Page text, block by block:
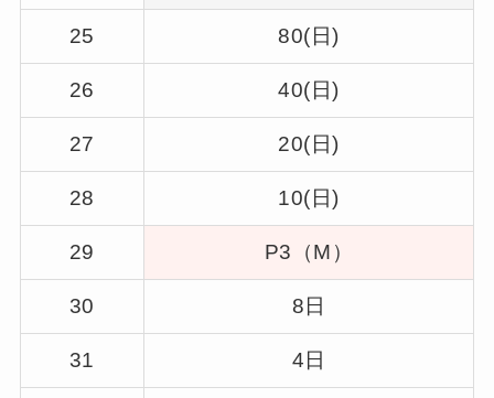
25 80(日)
26 40(日)
27 20(日)
28 10(日)
29 P3（M）
30 8日
31 4日